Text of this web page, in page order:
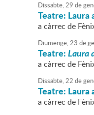
Dissabte,29 de
Teatre: Laura
a càrrec de
Diumenge,23 de
Teatre:Laura
a càrrec de
Dissabte,22 de
Teatre: Laura
a càrrec de